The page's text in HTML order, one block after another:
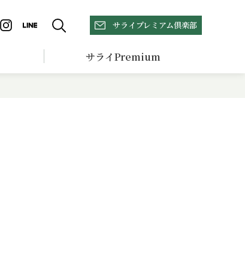
サライプレミアム倶楽部
サライPremium